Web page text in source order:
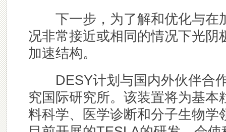
下一步，为了解和优化与在
况非常接近或相同的情况下光
加速结构。
DESY计划与国内外伙伴合
究国际研究所。该装置将为基
料科学、医学诊断和分子生物